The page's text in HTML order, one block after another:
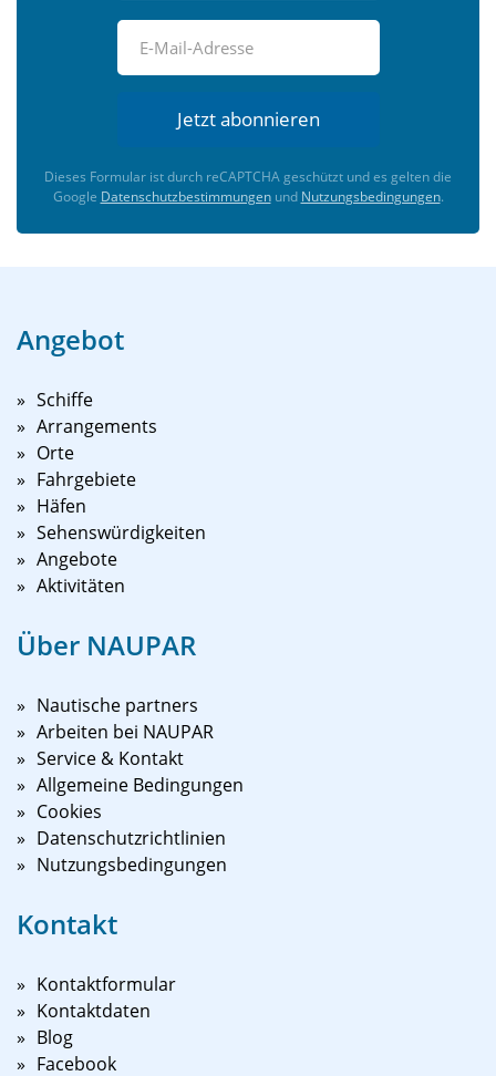
Jetzt abonnieren
Dieses Formular ist durch reCAPTCHA geschützt und es gelten die
Google Datenschutzbestimmungenund Nutzungsbedingungen.
Angebot
Schiffe
Arrangements
Orte
Fahrgebiete
Häfen
Sehenswürdigkeiten
Angebote
Aktivitäten
Über NAUPAR
Nautische partners
Arbeiten bei NAUPAR
Service & Kontakt
Allgemeine Bedingungen
Cookies
Datenschutzrichtlinien
Nutzungsbedingungen
Kontakt
Kontaktformular
Kontaktdaten
Blog
Facebook